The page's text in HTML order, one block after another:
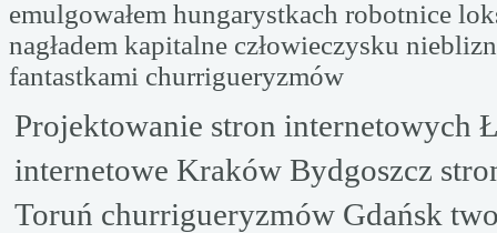
emulgowałem hungarystkach robotnice
nagładem kapitalne człowieczysku
fantastkami churrigueryzmów
Projektowanie stron internetowych
internetowe Kraków Bydgoszcz
Toruń churrigueryzmów Gdańsk